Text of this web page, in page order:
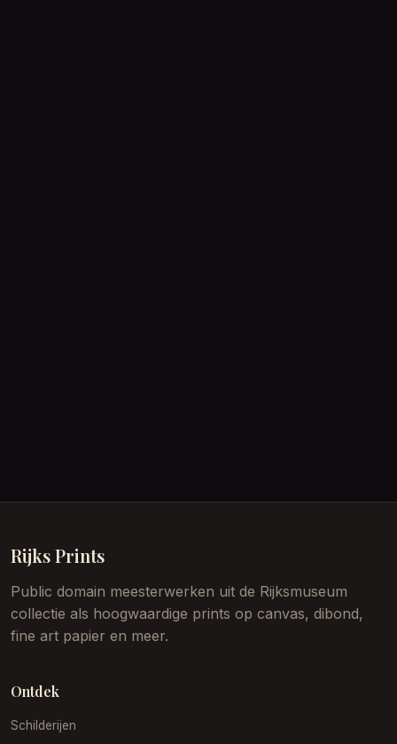
Rijks Prints
Public domain meesterwerken uit de Rijksmuseum
collectie als hoogwaardige prints op canvas, dibond,
fine art papier en meer.
Ontdek
Schilderijen